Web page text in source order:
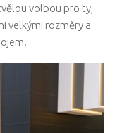
volbou pro ty,
velkými rozměry a